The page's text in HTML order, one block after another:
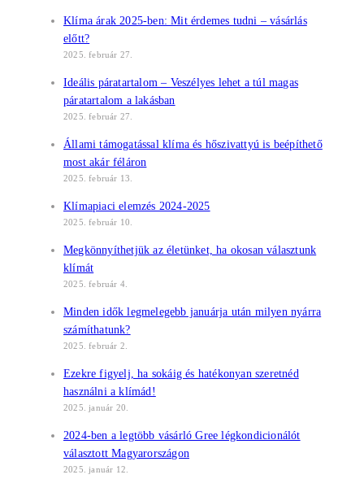
Klíma árak 2025-ben: Mit érdemes tudni – vásárlás
előtt?
2025. február 27.
Ideális páratartalom – Veszélyes lehet a túl magas
páratartalom a lakásban
2025. február 27.
Állami támogatással klíma és hőszivattyú is beépíthető
most akár féláron
2025. február 13.
Klímapiaci elemzés 2024-2025
2025. február 10.
Megkönnyíthetjük az életünket, ha okosan választunk
klímát
2025. február 4.
Minden idők legmelegebb januárja után milyen nyárra
számíthatunk?
2025. február 2.
Ezekre figyelj, ha sokáig és hatékonyan szeretnéd
használni a klímád!
2025. január 20.
2024-ben a legtöbb vásárló Gree légkondicionálót
választott Magyarországon
2025. január 12.